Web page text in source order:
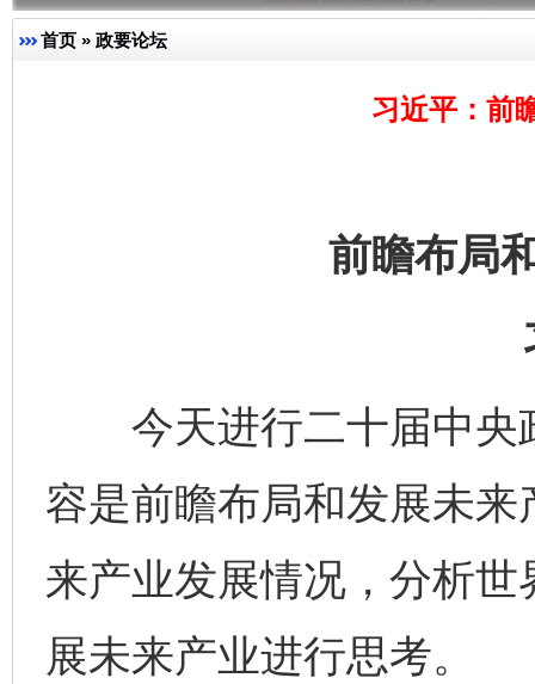
首页 » 政要论坛
习近平：前
前瞻布局
今天进行二十届中央
容是前瞻布局和发展未
来产业发展情况，分析
展未来产业进行思考。